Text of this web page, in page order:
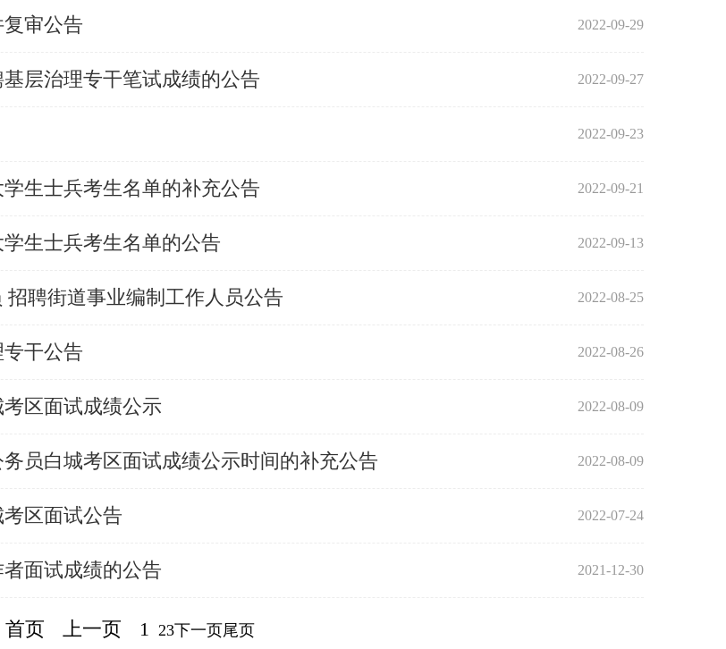
审公告 2022-09-29
层治理专干笔试成绩的公告 2022-09-27
2022-09-23
生士兵考生名单的补充公告 2022-09-21
生士兵考生名单的公告 2022-09-13
招聘街道事业编制工作人员公告 2022-08-25
干公告 2022-08-26
区面试成绩公示 2022-08-09
员白城考区面试成绩公示时间的补充公告 2022-08-09
区面试公告 2022-07-24
面试成绩的公告 2021-12-30
首页 上一页 1 23下一页尾页